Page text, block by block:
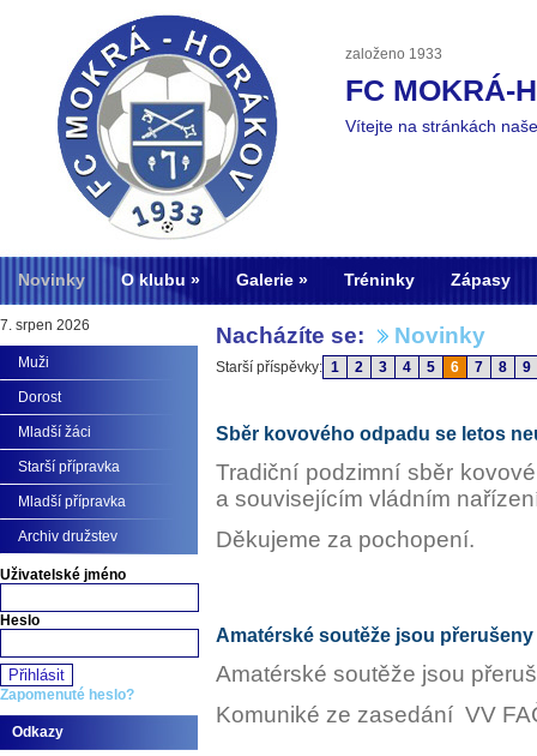
založeno 1933
FC MOKRÁ-
Vítejte na stránkách
Novinky O klubu Galerie Tréninky Zápasy
Nacházíte se: Novinky
Starší příspěvky: 1 2 3 4 5 6 7 8 9
Sběr kovového odpadu se letos
Tradiční podzimní sběr
a souvisejícím vládním
Děkujeme za pochopení.
Amatérské soutěže jsou
Amatérské soutěže jsou
Komuniké ze zasedání VV
7. srpen 2026
Muži
Dorost
Mladší žáci
Starší přípravka
Mladší přípravka
Archiv družstev
Uživatelské jméno
Heslo
Zapomenuté heslo?
Odkazy